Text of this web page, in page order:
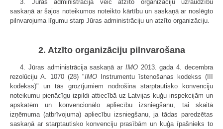
3. Jūras administrācija veic atzīto organizāciju uzraudzību
saskaņā ar šajos noteikumos noteikto kārtību un saskaņā ar noslēgto
pilnvarojuma līgumu starp Jūras administrāciju un atzīto organizāciju.
2. Atzīto organizāciju pilnvarošana
4. Jūras administrācija saskaņā ar IMO2013. gada 4. decembra
rezolūciju A. 1070 (28) "IMO Instrumentu īstenošanas kodekss (III
kodekss)" un tās grozījumiem nodrošina starptautisko konvenciju
noteikumu pienācīgu izpildi attiecībā uz Latvijas kuģu inspekcijām un
apskatēm un konvencionālo apliecību izsniegšanu, tai skaitā
izņēmuma (atbrīvojuma) apliecību izsniegšanu, ja tādas paredzētas
saskaņā ar starptautisko konvenciju prasībām un kuģa īpašnieks to